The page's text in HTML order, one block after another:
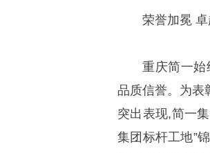
荣誉加冕
重庆简一始
品质信誉。为表
突出表现,简一
集团标杆工地”